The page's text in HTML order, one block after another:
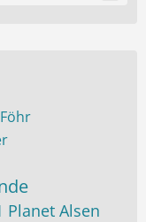
Planet Alsen